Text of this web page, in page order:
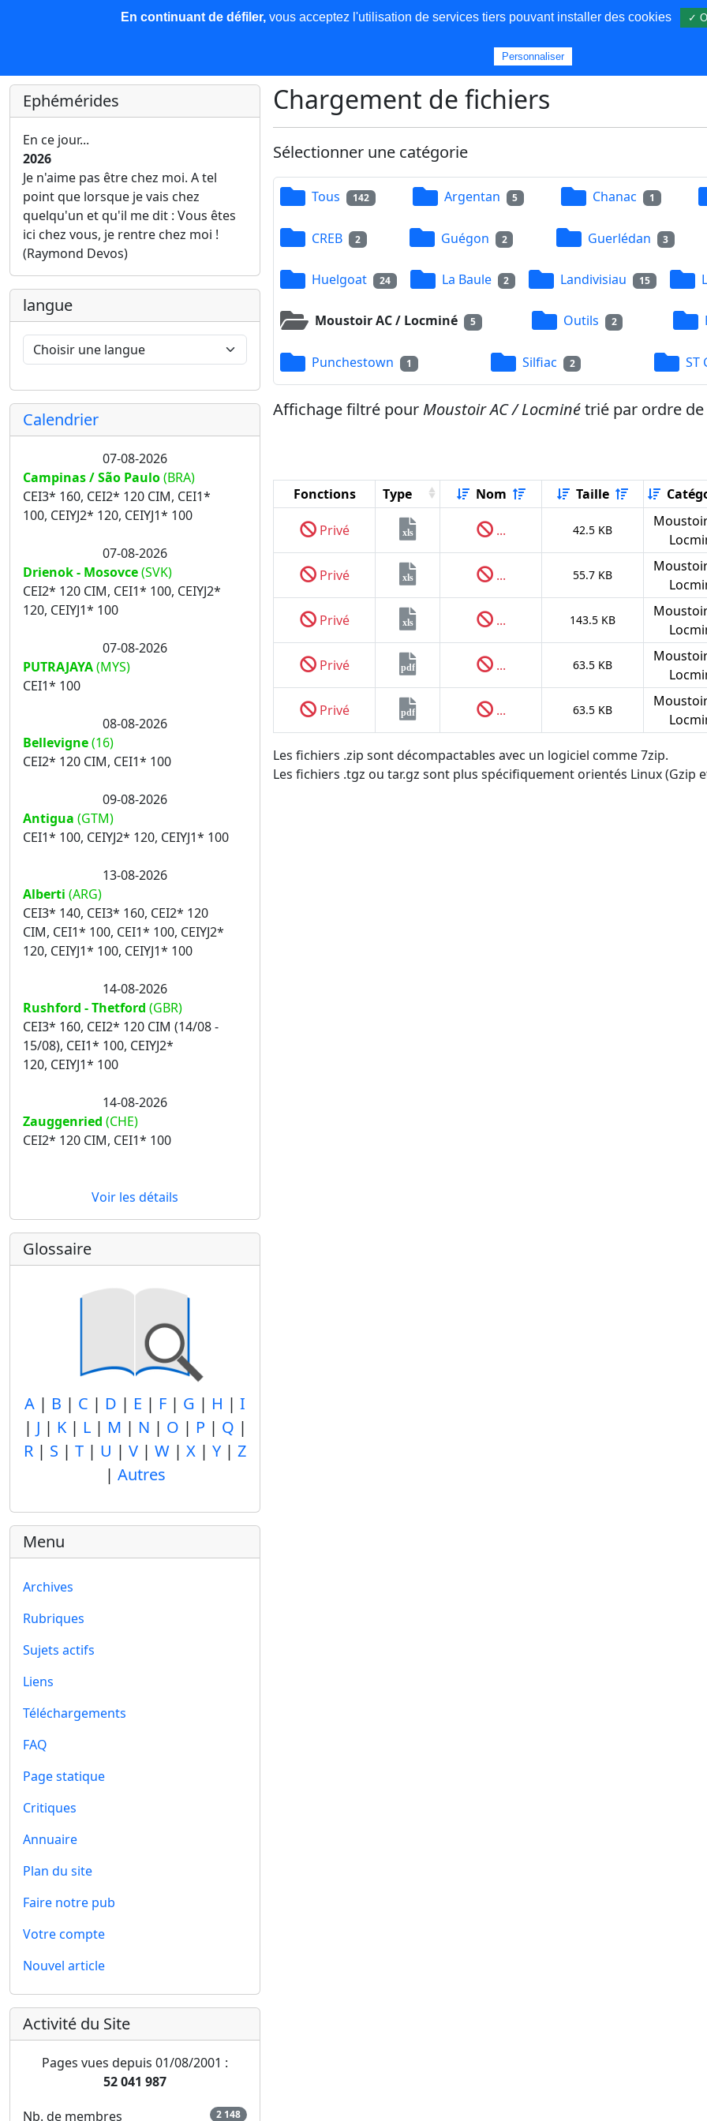
Les nouvelles Base de données Plus
Ephémérides
En ce jour...
2026
Je n'aime pas être chez moi. A tel
point que lorsque je vais chez
quelqu'un et qu'il me dit : Vous êtes
ici chez vous, je rentre chez moi !
(Raymond Devos)
langue
Calendrier
07-08-2026
Campinas / São Paulo(BRA)
CEI3* 160, CEI2* 120 CIM, CEI1*
100, CEIYJ2* 120, CEIYJ1* 100
07-08-2026
Drienok - Mosovce(SVK)
CEI2* 120 CIM, CEI1* 100, CEIYJ2*
120, CEIYJ1* 100
07-08-2026
PUTRAJAYA(MYS)
CEI1* 100
08-08-2026
Bellevigne(16)
CEI2* 120 CIM, CEI1* 100
09-08-2026
Antigua (GTM)
CEI1* 100, CEIYJ2* 120, CEIYJ1* 100
13-08-2026
Alberti (ARG)
CEI3* 140, CEI3* 160, CEI2* 120
CIM, CEI1* 100, CEI1* 100, CEIYJ2*
120, CEIYJ1* 100, CEIYJ1* 100
14-08-2026
Rushford - Thetford (GBR)
CEI3* 160, CEI2* 120 CIM (14/08 -
15/08), CEI1* 100, CEIYJ2*
120, CEIYJ1* 100
14-08-2026
Zauggenried (CHE)
CEI2* 120 CIM, CEI1* 100
Voir les détails
Glossaire
A | B | C | D | E | F | G | H | I
| J | K| L| M | N | O | P | Q |
R | S | T | U | V | W | X | Y | Z
| Autres
Menu
Archives
Rubriques
Sujets actifs
Liens
Téléchargements
FAQ
Page statique
Critiques
Annuaire
Plan du site
Faire notre pub
Votre compte
Nouvel article
Activité du Site
Pages vues depuis 01/08/2001 :
52 041 987
Nb. de membres
2 148
Chargement de fichiers
Sélectionner une catégorie
Tous 142 Argentan 5 Chanac 1
CREB 2 Guégon 2 Guerlédan 3
Huelgoat 24 La Baule 2 Landivisiau 15
Moustoir AC / Locminé 5 Outils 2
Punchestown 1 Silfiac 2 ST
Affichage filtré pour Moustoir AC / Locminétrié par ordre de
Fonctions Type Nom Taille
Privé xls ... 42.5 KB
Privé xls ... 55.7 KB
Privé xls ... 143.5 KB
Privé pdf ... 63.5 KB
Privé pdf ... 63.5 KB
Les fichiers .zip sont décompactables avec un logiciel comme 7zip.
Les fichiers .tgz ou tar.gz sont plus spécifiquement orientés Linux (Gzip
En continuant de défiler,vous acceptez l'utilisation de services tiers pouvant installer des cookies ✓
Personnaliser